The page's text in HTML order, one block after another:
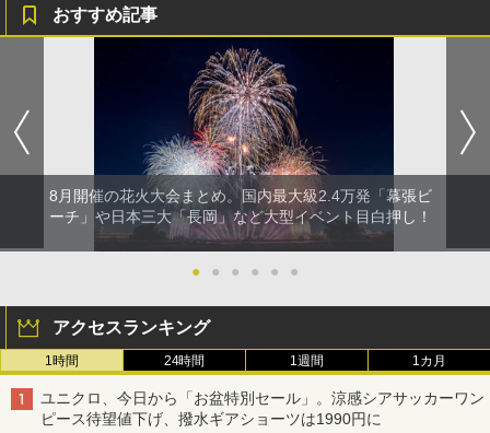
おすすめ記事
8月開催の花火大会まとめ。国内最大級2.4万発「幕張ビ
ーチ」や日本三大「長岡」など大型イベント目白押し！
● ● ● ● ● ●
アクセスランキング
1時間 24時間 1週間 1カ月
ユニクロ、今日から「お盆特別セール」。涼感シアサッカーワン
ピース待望値下げ、撥水ギアショーツは1990円に